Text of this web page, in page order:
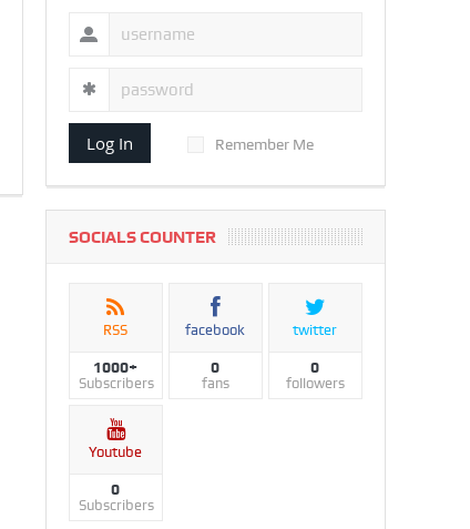
Log In Remember Me
SOCIALS COUNTER
RSS
1000+
Subscribers
facebook
0
fans
twitter
0
followers
Youtube
0
Subscribers